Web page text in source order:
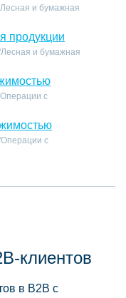
и бумажная
продукции
и бумажная
с
с
клиентов
в B2B с